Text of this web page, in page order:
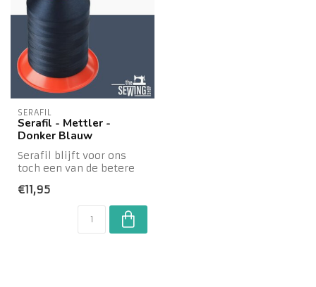
SERAFIL
Serafil - Mettler -
Donker Blauw
Serafil blijft voor ons
toch een van de betere
sterk, met e...
€11,95